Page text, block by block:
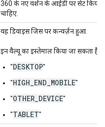
360 के नए वर्शन के आईडी पर सेट किया
चाहिए.
वह डिवाइस जिस पर कन्वर्ज़न हुआ.
इन वैल्यू का इस्तेमाल किया जा सकता है:
"DESKTOP"
"HIGH_END_MOBILE"
"OTHER_DEVICE"
"TABLET"